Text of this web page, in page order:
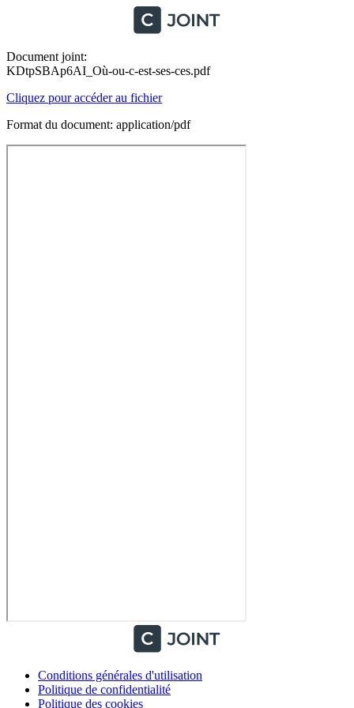
Document joint:
KDtpSBAp6AI_Où-ou-c-est-ses-ces.pdf
Cliquez pour accéder au fichier
Format du document: application/pdf
Conditions générales d'utilisation
Politique de confidentialité
Politique des cookies